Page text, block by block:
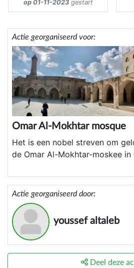
op 01-11-2023gestart
Actie georganiseerd voor:
Omar Al-Mokhtar mosque
Het is een nobel streven om
de Omar Al-Mokhtar-moskee
gemeenschap kunnen
bijvoorbeeld slaapplekken en
hulp te bieden. Het bieden van
mensen in nood is een
positieve impact te hebben op
Actie georganiseerd door:
youssef altaleb
Deel deze